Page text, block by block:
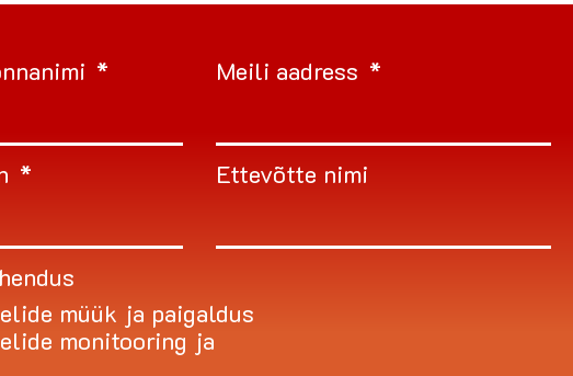
Meili aadress
Ettevõtte nimi
müük ja paigaldus
monitooring ja